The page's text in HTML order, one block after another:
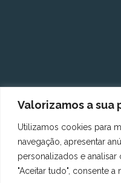
Valorizamos a sua
Utilizamos cookies para
navegação, apresentar
personalizados e
"Aceitar tudo", consente a